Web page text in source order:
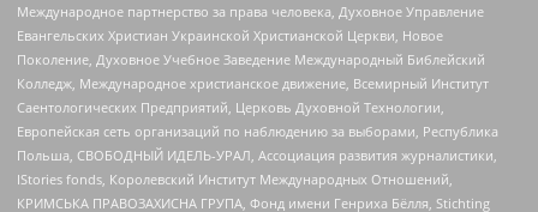
Международное партнерство за права человека, Духовное Управление
Евангельских Христиан Украинской Христианской Церкви, Новое
Поколение, Духовное Учебное Заведение Международный Библейский
Колледж, Международное христианское движение, Всемирный Институт
Саентологических Предприятий, Церковь Духовной Технологии,
Европейская сеть организаций по наблюдению за выборами, Республика
Польша, СВОБОДНЫЙ ИДЕЛЬ-УРАЛ, Ассоциация развития журналистики,
IStories fonds, Королевский Институт Международных Отношений,
КРИМСЬКА ПРАВОЗАХИСНА ГРУПА, Фонд имени Генриха Бёлля, Stichting